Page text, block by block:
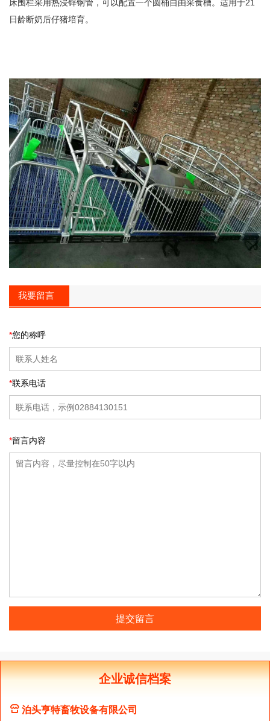
床围栏采用热浸锌钢管，可以配置一个圆桶自由采食槽。适用于21
日龄断奶后仔猪培育。
我要留言
*您的称呼
*联系电话
*留言内容
提交留言
企业诚信档案
泊头亨特畜牧设备有限公司